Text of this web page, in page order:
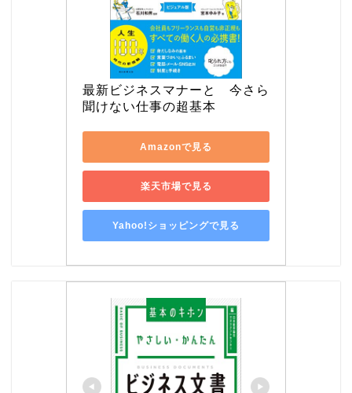
最新ビジネスマナーと　今さら
聞けない仕事の超基本
Amazonで見る
楽天市場で見る
Yahoo!ショッピングで見る